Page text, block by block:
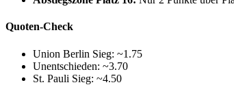
Quoten-Check
Union Berlin Sieg: ~1.75
Unentschieden: ~3.70
St. Pauli Sieg: ~4.50